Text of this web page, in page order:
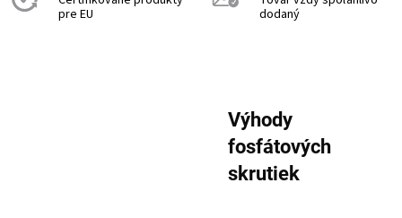
pre EU
dodaný
Výhody
fosfátových
skrutiek